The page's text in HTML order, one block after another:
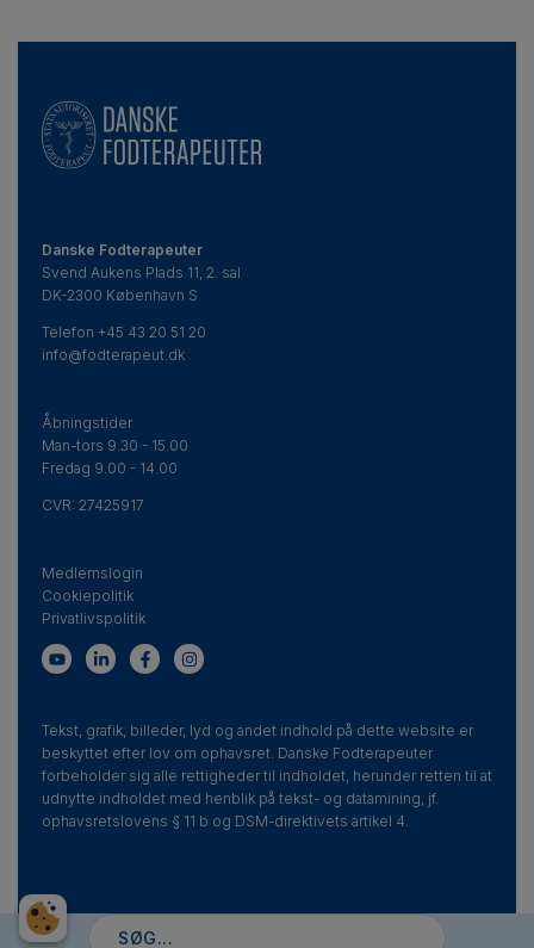
Search
Danske Fodterapeuter
Svend Aukens Plads 11, 2. sal
DK-2300 København S
Telefon +45 43 20 51 20
info@fodterapeut.dk
Åbningstider
Man-tors 9.30 - 15.00
Fredag 9.00 - 14.00
CVR: 27425917
Medlemslogin
Cookiepolitik
Privatlivspolitik
Tekst, grafik, billeder, lyd og andet indhold på dette website er
beskyttet efter lov om ophavsret. Danske Fodterapeuter
forbeholder sig alle rettigheder til indholdet, herunder retten til at
udnytte indholdet med henblik på tekst- og datamining, jf.
ophavsretslovens § 11 b og DSM-direktivets artikel 4.